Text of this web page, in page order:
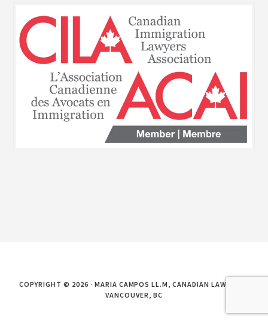
COPYRIGHT © 2026 · MARIA CAMPOS LL.M, CANADIAN LAWYER IN
VANCOUVER, BC